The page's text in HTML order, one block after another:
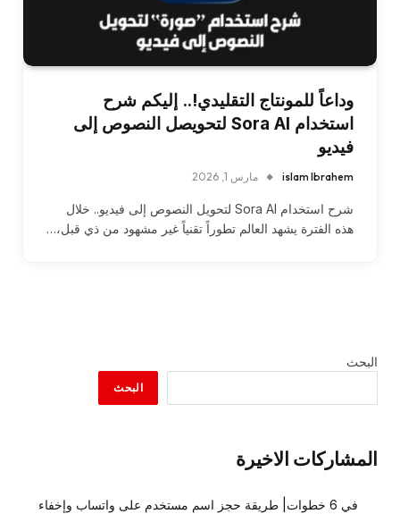
وداعاً للمونتاج التقليدي!.. إليكم شرح
استخدام Sora AI لتحويصل النصوص إلى
فيديو
islam Ibrahem مارس 1, 2026
شرح استخدام Sora AI لتحويل النصوص إلى فيديو.. خلال
هذه الفترة يشهد العالم تطوراً تقنياً غير مشهود من ذي قبل،…
البحث
البحث
المشاركات الاخيرة
في 6 خطوات| طريقة حجز اسم مستخدم على واتساب وإخفاء